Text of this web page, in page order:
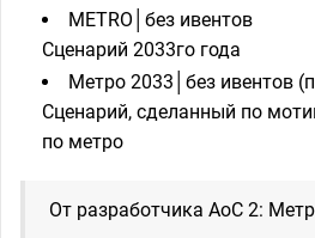
METRO│без ивентов
Сценарий 2033го года
Метро 2033│без ивентов
Сценарий, сделанный по
по метро
От разработчика AoC 2: